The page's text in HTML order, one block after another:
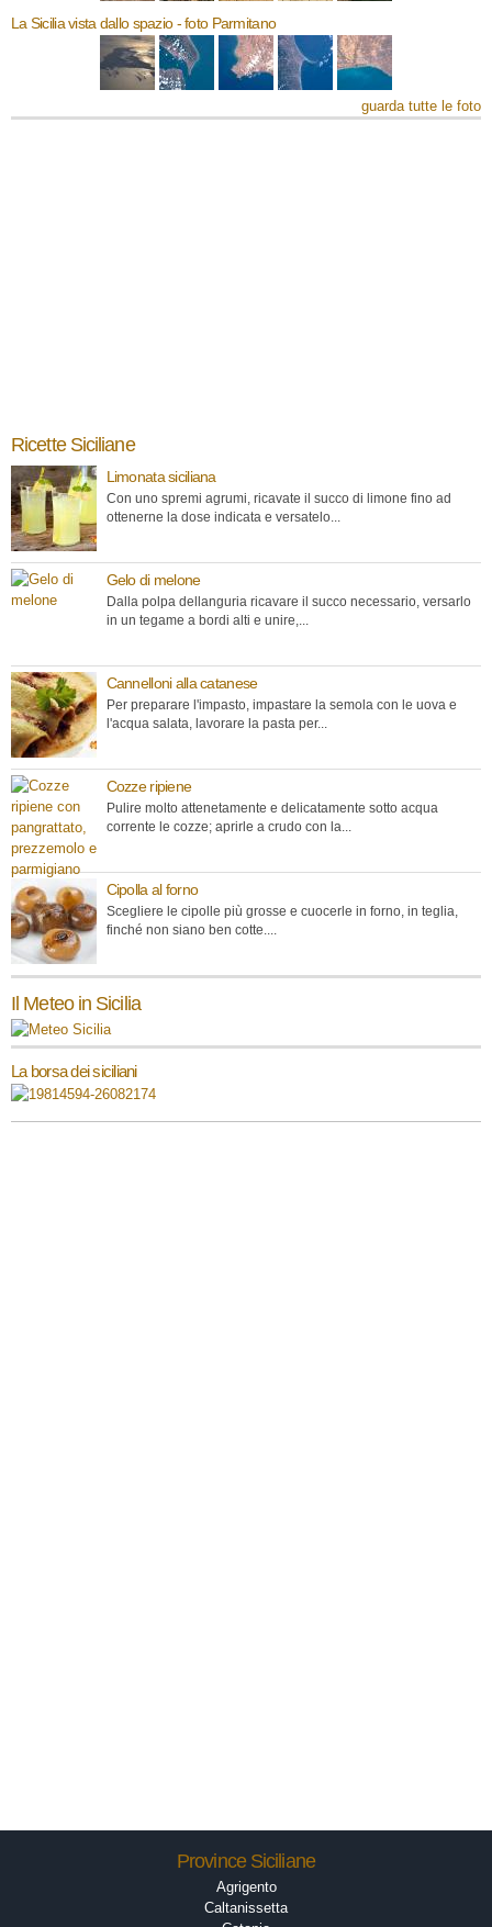
La Sicilia vista dallo spazio - foto Parmitano
guarda tutte le foto
Ricette Siciliane
Limonata siciliana
Con uno spremi agrumi, ricavate il succo di limone fino ad
ottenerne la dose indicata e versatelo...
Gelo di melone
Dalla polpa dellanguria ricavare il succo necessario, versarlo
in un tegame a bordi alti e unire,...
Cannelloni alla catanese
Per preparare l'impasto, impastare la semola con le uova e
l'acqua salata, lavorare la pasta per...
Cozze ripiene
Pulire molto attenetamente e delicatamente sotto acqua
corrente le cozze; aprirle a crudo con la...
Cipolla al forno
Scegliere le cipolle più grosse e cuocerle in forno, in teglia,
finché non siano ben cotte....
Il Meteo in Sicilia
La borsa dei siciliani
Province Siciliane
Agrigento
Caltanissetta